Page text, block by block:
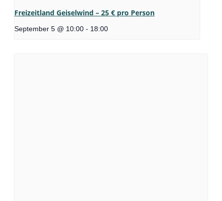
Freizeitland Geiselwind – 25 € pro Person
September 5 @ 10:00 - 18:00